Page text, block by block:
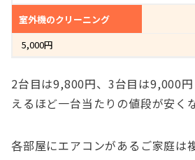
室外機のクリーニング
5,000円
2台目は9,800円、3台目は9,000
えるほど一台当たりの値段が安く
各部屋にエアコンがあるご家庭は